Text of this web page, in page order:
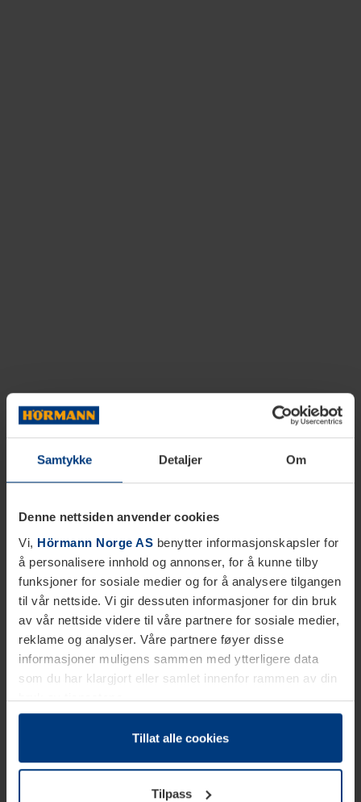
Samtykke Detaljer Om
Denne nettsiden anvender cookies
Vi, Hörmann Norge AS benytter informasjonskapsler for
å personalisere innhold og annonser, for å kunne tilby
funksjoner for sosiale medier og for å analysere tilgangen
til vår nettside. Vi gir dessuten informasjoner for din bruk
av vår nettside videre til våre partnere for sosiale medier,
reklame og analyser. Våre partnere føyer disse
informasjoner muligens sammen med ytterligere data
som du har klargjort eller samlet innenfor rammen av din
bruk av tjenestene.
Etter loven kan vi lagre informasjonskapsler på din
datamaskin, hvis disse er absolutt nødvendig for drift av
trenger vi din tillatelse. Du kan når som helst endre eller
tilbakekalle ditt samtykke i forklaringen av
Tillat alle cookies
Tilpass